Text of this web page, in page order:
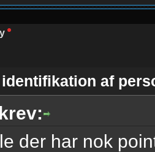
af
der har nok